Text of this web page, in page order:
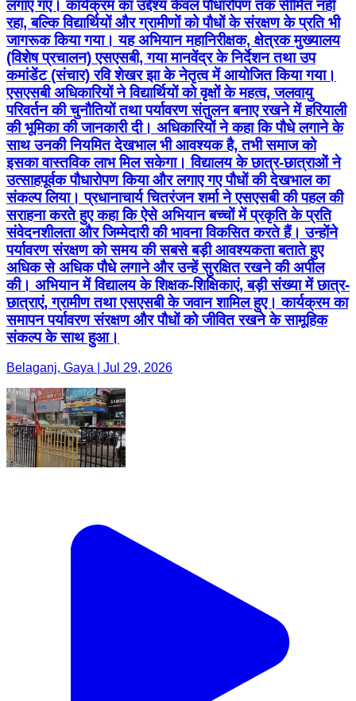
लगाए गए। कार्यक्रम का उद्देश्य केवल पौधारोपण तक सीमित नहीं
रहा, बल्कि विद्यार्थियों और ग्रामीणों को पौधों के संरक्षण के प्रति भी
जागरूक किया गया। यह अभियान महानिरीक्षक, क्षेत्रक मुख्यालय
(विशेष प्रचालन) एसएसबी, गया मानवेंद्र के निर्देशन तथा उप
कमांडेंट (संचार) रवि शेखर झा के नेतृत्व में आयोजित किया गया।
एसएसबी अधिकारियों ने विद्यार्थियों को वृक्षों के महत्व, जलवायु
परिवर्तन की चुनौतियों तथा पर्यावरण संतुलन बनाए रखने में हरियाली
की भूमिका की जानकारी दी। अधिकारियों ने कहा कि पौधे लगाने के
साथ उनकी नियमित देखभाल भी आवश्यक है, तभी समाज को
इसका वास्तविक लाभ मिल सकेगा। विद्यालय के छात्र-छात्राओं ने
उत्साहपूर्वक पौधारोपण किया और लगाए गए पौधों की देखभाल का
संकल्प लिया। प्रधानाचार्य चितरंजन शर्मा ने एसएसबी की पहल की
सराहना करते हुए कहा कि ऐसे अभियान बच्चों में प्रकृति के प्रति
संवेदनशीलता और जिम्मेदारी की भावना विकसित करते हैं। उन्होंने
पर्यावरण संरक्षण को समय की सबसे बड़ी आवश्यकता बताते हुए
अधिक से अधिक पौधे लगाने और उन्हें सुरक्षित रखने की अपील
की। अभियान में विद्यालय के शिक्षक-शिक्षिकाएं, बड़ी संख्या में छात्र-
छात्राएं, ग्रामीण तथा एसएसबी के जवान शामिल हुए। कार्यक्रम का
समापन पर्यावरण संरक्षण और पौधों को जीवित रखने के सामूहिक
संकल्प के साथ हुआ।
Belaganj, Gaya | Jul 29, 2026